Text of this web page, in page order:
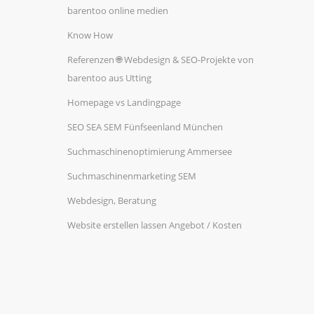
barentoo online medien
Know How
Referenzen 🌐 Webdesign & SEO-Projekte von
barentoo aus Utting
Homepage vs Landingpage
SEO SEA SEM Fünfseenland München
Suchmaschinenoptimierung Ammersee
Suchmaschinenmarketing SEM
Webdesign, Beratung
Website erstellen lassen Angebot / Kosten